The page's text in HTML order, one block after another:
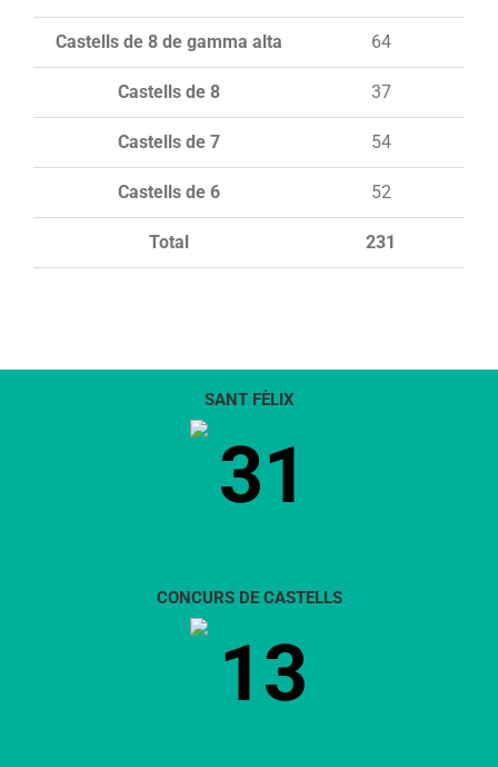
Total 231
Castells de 8 de gamma alta 64
Castells de 8 37
Castells de 7 54
Castells de 6 52
SANT FÈLIX
31
CONCURS DE CASTELLS
13